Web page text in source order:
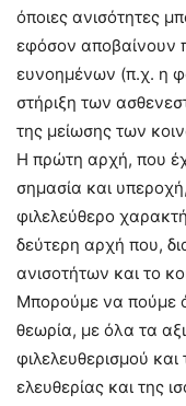
όποιες ανισότητες
εφόσον αποβαίνουν
ευνοημένων (π.χ. η
στήριξη των
της μείωσης των
Η πρώτη αρχή, που
σημασία και
φιλελεύθερο
δεύτερη αρχή που,
ανισοτήτων και το
Μπορούμε να πούμε
θεωρία, με όλα τα
φιλελευθερισμού
ελευθερίας και της